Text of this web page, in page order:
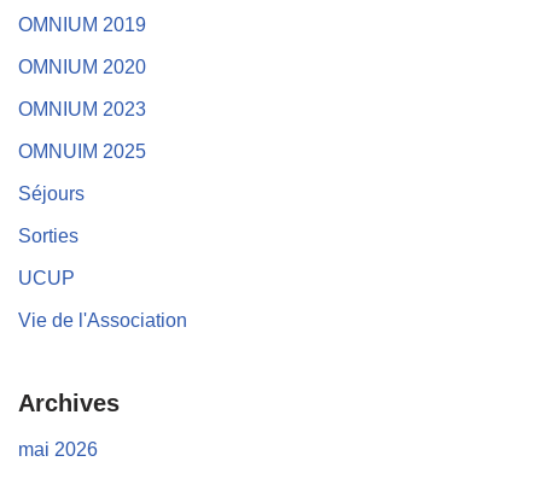
OMNIUM 2019
OMNIUM 2020
OMNIUM 2023
OMNUIM 2025
Séjours
Sorties
UCUP
Vie de l'Association
Archives
mai 2026